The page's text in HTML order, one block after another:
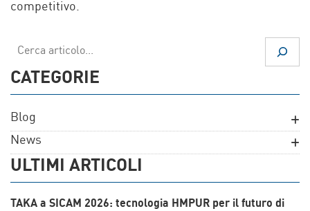
competitivo.
Cerca
CATEGORIE
Blog
News
ULTIMI ARTICOLI
TAKA a SICAM 2026: tecnologia HMPUR per il futuro di